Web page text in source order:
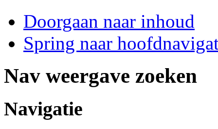
Doorgaan naar inhoud
Spring naar
Nav weergave zoeken
Navigatie